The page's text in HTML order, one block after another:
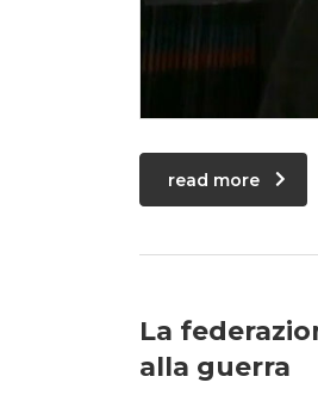
read more
La
alla guerra